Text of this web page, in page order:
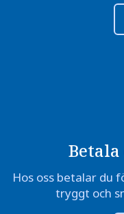
Hos oss betalar du
tryggt och